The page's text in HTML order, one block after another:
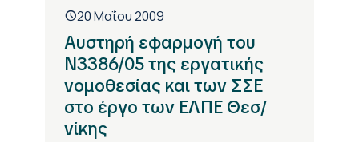
20 Μαΐου 2009
Αυστηρή εφαρμογή του
Ν3386/05 της εργατικής
νομοθεσίας και των ΣΣΕ
στο έργο των ΕΛΠΕ Θεσ/
νίκης